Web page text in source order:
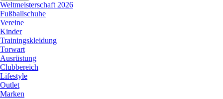
Weltmeisterschaft 2026
Fußballschuhe
Vereine
Kinder
Trainingskleidung
Torwart
Ausrüstung
Clubbereich
Lifestyle
Outlet
Marken